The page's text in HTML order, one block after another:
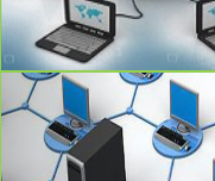
Previous